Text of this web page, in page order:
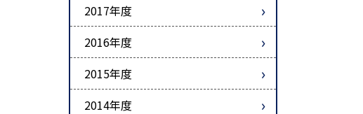
2017年度
2016年度
2015年度
2014年度